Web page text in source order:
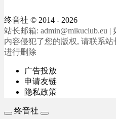
终音社 © 2014 - 2026
站长邮箱: admin@mikuclub.eu
内容侵犯了您的版权, 请联系
进行删除
广告投放
申请友链
隐私政策
终音社